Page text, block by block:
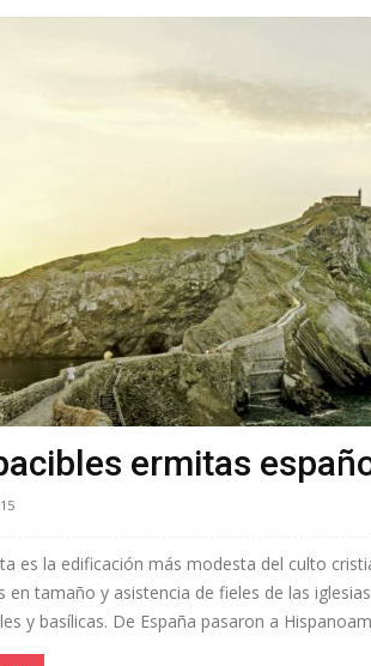
ermitas
es la edificación más modesta del culto
en tamaño y asistencia de fieles de las
y basílicas. De España pasaron a